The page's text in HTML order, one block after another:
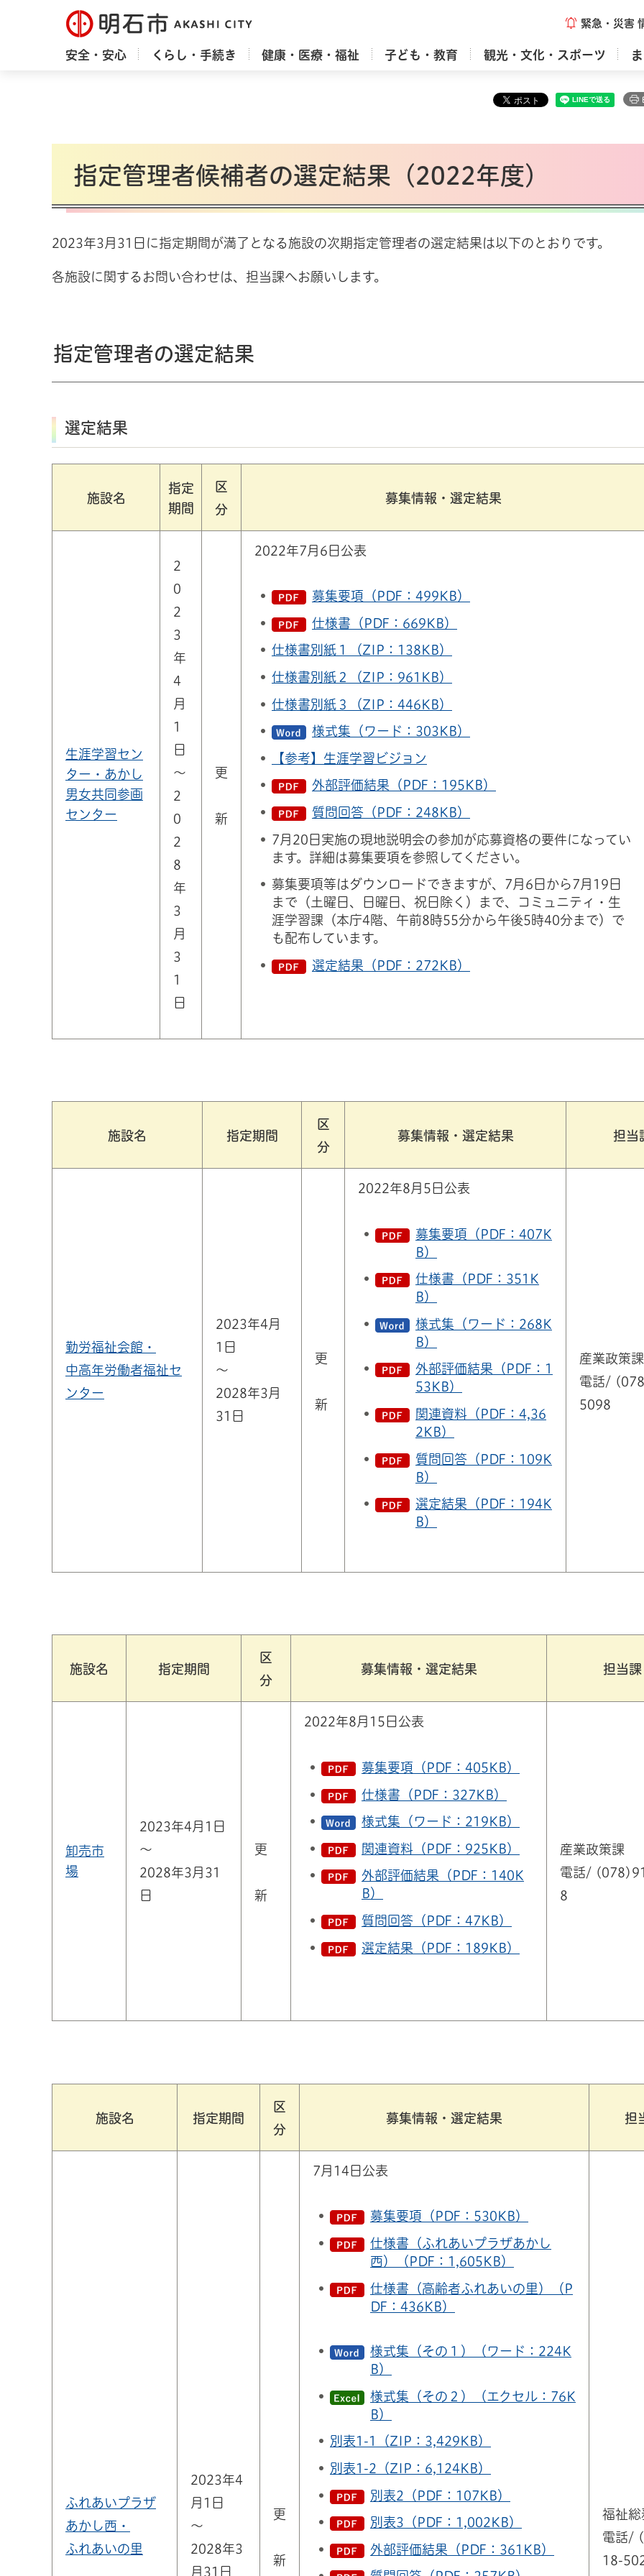
明石市 緊急・災害
安全・安心 くらし・手続き 健康・医療・福祉 子ども・教育 観光・文化・スポーツ
指定管理者候補者の選定結果（2022年度）
2023年3月31日に指定期間が満了となる施設の次期指定管理者の選定結果は以下のとおりです。
各施設に関するお問い合わせは、担当課へお願いします。
指定管理者の選定結果
選定結果
施設名
指定
期間
区
分
募集情報・選定結果
生涯学習セン
ター・あかし
男女共同参画
センター
2
0
2
3
年
4
月
1
日
～
2
0
2
8
年
3
月
3
1
日
更
新
2022年7月6日公表
募集要項（PDF：499KB）
仕様書（PDF：669KB）
仕様書別紙１（ZIP：138KB）
仕様書別紙２（ZIP：961KB）
仕様書別紙３（ZIP：446KB）
様式集（ワード：303KB）
【参考】生涯学習ビジョン
外部評価結果（PDF：195KB）
質問回答（PDF：248KB）
7月20日実施の現地説明会の参加が応募資格の要件になってい
ます。詳細は募集要項を参照してください。
募集要項等はダウンロードできますが、7月6日から7月19日
まで（土曜日、日曜日、祝日除く）まで、コミュニティ・生
涯学習課（本庁4階、午前8時55分から午後5時40分まで）で
も配布しています。
選定結果（PDF：272KB）
施設名 指定期間
区
分
募集情報・選定結果 担当
勤労福祉会館・
中高年労働者福祉セ
ンター
2023年4月
1日
～
2028年3月
31日
更
新
2022年8月5日公表
募集要項（PDF：407K
B）
仕様書（PDF：351K
B）
様式集（ワード：268K
B）
外部評価結果（PDF：1
53KB）
関連資料（PDF：4,36
2KB）
質問回答（PDF：109K
B）
選定結果（PDF：194K
B）
産業政策課
電話/
5098
施設名 指定期間
区
分
募集情報・選定結果 担当課
卸売市
場
2023年4月1日
～
2028年3月31
日
更
新
2022年8月15日公表
募集要項（PDF：405KB）
仕様書（PDF：327KB）
様式集（ワード：219KB）
関連資料（PDF：925KB）
外部評価結果（PDF：140K
B）
質問回答（PDF：47KB）
選定結果（PDF：189KB）
産業政策課
電話/
8
施設名 指定期間
区
分
募集情報・選定結果 担
ふれあいプラザ
あかし西・
ふれあいの里
2023年4
月1日
～
2028年3
月31日
更
新
7月14日公表
募集要項（PDF：530KB）
仕様書（ふれあいプラザあかし
西）（PDF：1,605KB）
仕様書（高齢者ふれあいの里）（P
DF：436KB）
様式集（その１）（ワード：224K
B）
様式集（その２）（エクセル：76K
B）
別表1-1（ZIP：3,429KB）
別表1-2（ZIP：6,124KB）
別表2（PDF：107KB）
別表3（PDF：1,002KB）
外部評価結果（PDF：361KB）
福祉総
電話/
18-